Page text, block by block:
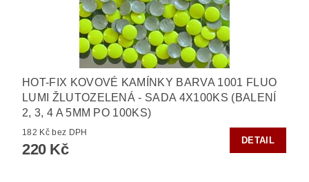
HOT-FIX KOVOVÉ KAMÍNKY BARVA 1001 FLUO
LUMI ŽLUTOZELENÁ - SADA 4X100KS (BALENÍ
2, 3, 4 A 5MM PO 100KS)
182 Kč bez DPH
220 Kč
DETAIL